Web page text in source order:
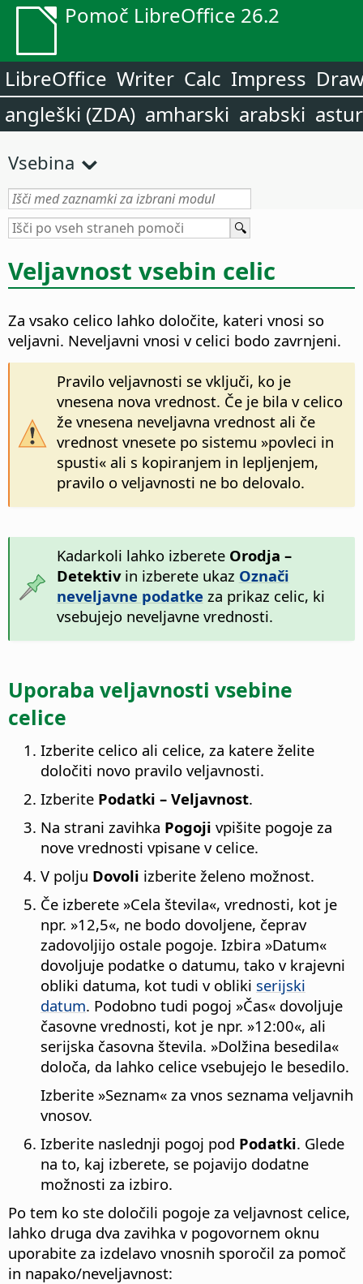
Pomoč LibreOffice 26.2
LibreOffice Writer Calc Impress
angleški (ZDA) amharski arabski
Vsebina
Veljavnost vsebin celic
Za vsako celico lahko določite, kateri vnosi so
veljavni. Neveljavni vnosi v celici bodo zavrnjeni.
Pravilo veljavnosti se vključi, ko je
vnesena nova vrednost. Če je bila v celico
že vnesena neveljavna vrednost ali če
vrednost vnesete po sistemu »povleci in
spusti« ali s kopiranjem in lepljenjem,
pravilo o veljavnosti ne bo delovalo.
Kadarkoli lahko izberete Orodja –
Detektivin izberete ukaz Označi
neveljavne podatke za prikaz celic, ki
vsebujejo neveljavne vrednosti.
Uporaba veljavnosti vsebine
celice
Izberite celico ali celice, za katere želite
določiti novo pravilo veljavnosti.
Izberite Podatki – Veljavnost.
Na strani zavihka Pogoji vpišite pogoje za
nove vrednosti vpisane v celice.
V polju Dovoli izberite želeno možnost.
Če izberete »Cela števila«, vrednosti, kot je
npr. »12,5«, ne bodo dovoljene, čeprav
zadovoljijo ostale pogoje. Izbira »Datum«
dovoljuje podatke o datumu, tako v krajevni
obliki datuma, kot tudi v obliki serijski
datum. Podobno tudi pogoj »Čas« dovoljuje
časovne vrednosti, kot je npr. »12:00«, ali
serijska časovna števila. »Dolžina besedila«
določa, da lahko celice vsebujejo le besedilo.
Izberite »Seznam« za vnos seznama veljavnih
vnosov.
Izberite naslednji pogoj pod Podatki. Glede
na to, kaj izberete, se pojavijo dodatne
možnosti za izbiro.
Po tem ko ste določili pogoje za veljavnost celice,
lahko druga dva zavihka v pogovornem oknu
uporabite za izdelavo vnosnih sporočil za pomoč
in napako/neveljavnost: